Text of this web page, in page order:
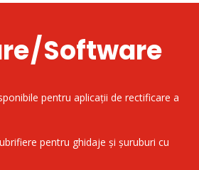
/ Software
pentru aplicații de rectificare a
pentru ghidaje și șuruburi cu